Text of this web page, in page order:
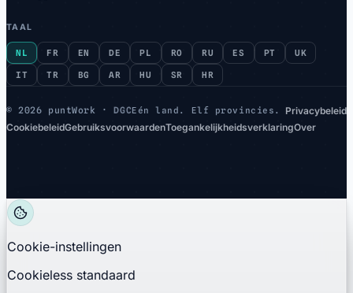
TAAL
NL FR EN DE PL RO RU ES PT
UK
IT
TR BG AR HU SR HR
©2026 puntWork ·DGCEén land. Elf provincies.
Privacybeleid
CookiebeleidGebruiksvoorwaardenToegankelijkheidsverklaringOver
Cookie-instellingen
Cookieless standaard